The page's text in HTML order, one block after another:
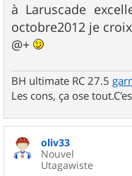
à Laruscade
octobre2012 je
@+
BH ultimate RC 27.5
Les cons, ça ose
oliv33
Nouvel
Utagawiste